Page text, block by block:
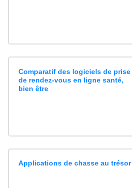
Comparatif des logiciels de prise
de rendez-vous en ligne santé,
bien être
Applications de chasse au trésor